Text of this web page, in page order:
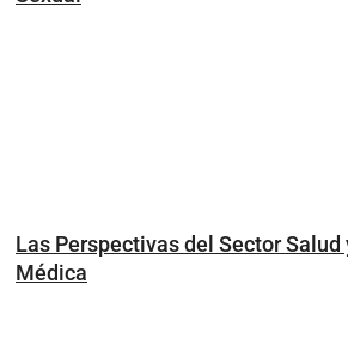
Las Perspectivas del Sector Salud
Médica